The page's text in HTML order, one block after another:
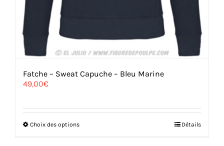
Fatche – Sweat Capuche – Bleu Marine
49,00€
Choix des optionsCe
Détails